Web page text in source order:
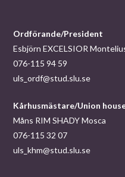
Ordförande/President
Esbjörn EXCELSIOR
076-115 94 59
uls_ordf@stud.slu.se
Kårhusmästare/Union
Måns RIM SHADY Mosca
076-115 32 07
uls_khm@stud.slu.se